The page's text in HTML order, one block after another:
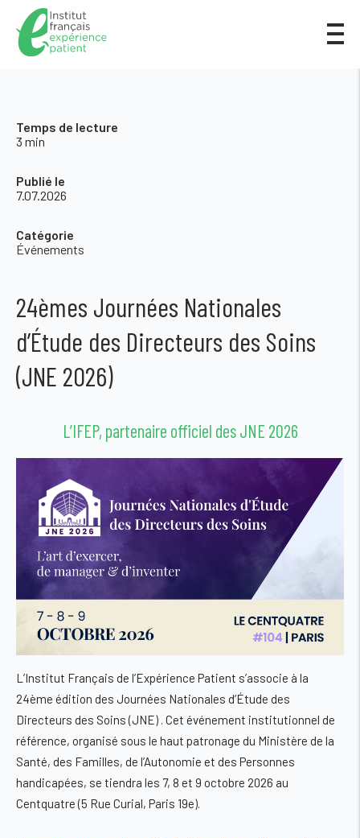
Temps de lecture
3 min
Publié le
7.07.2026
Catégorie
Événements
24èmes Journées Nationales
d’Étude des Directeurs des Soins
(JNE 2026)
L’IFEP, partenaire officiel des JNE 2026
L’Institut Français de l’Expérience Patient s’associe à la
24ème édition des Journées Nationales d’Étude des
Directeurs des Soins (JNE) . Cet événement institutionnel de
référence, organisé sous le haut patronage du Ministère de la
Santé, des Familles, de l’Autonomie et des Personnes
handicapées, se tiendra les 7, 8 et 9 octobre 2026 au
Centquatre (5 Rue Curial, Paris 19e).